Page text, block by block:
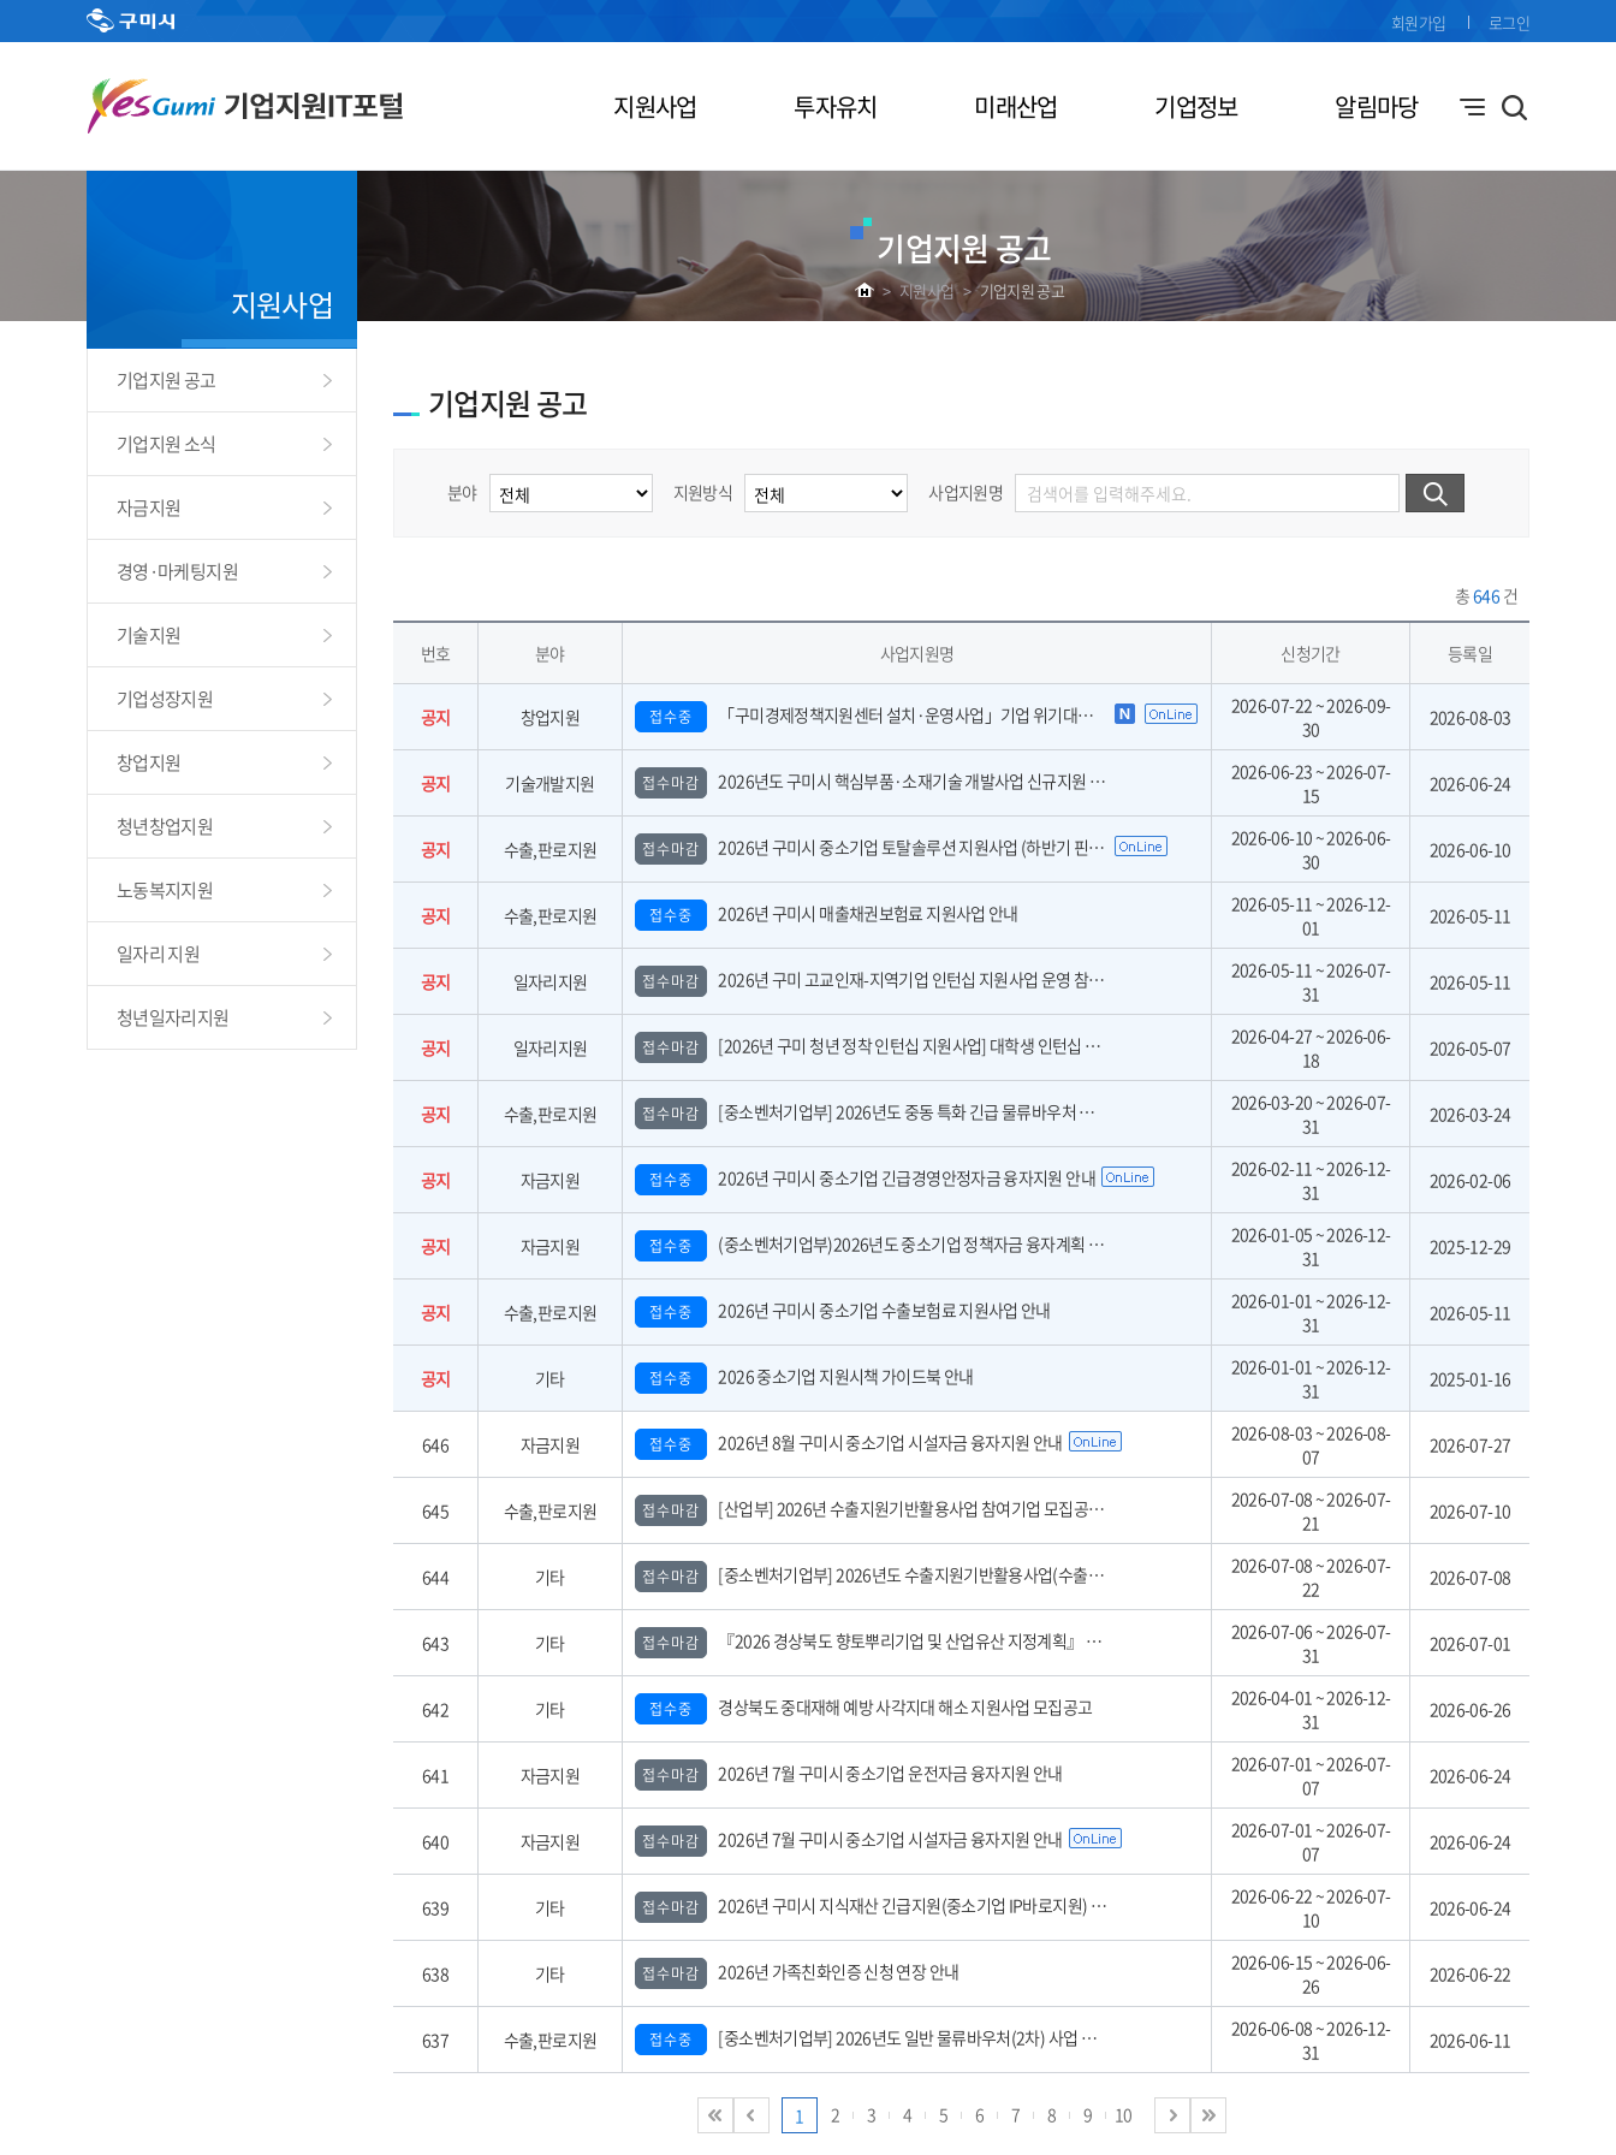
지원사업 투자유치 미래산업 기업정보 알림마당
회원가입 로그인
기업지원 공고
> 지원사업 > 기업지원 공고
지원사업
기업지원 공고
기업지원 소식
자금지원
경영·마케팅지원
기술지원
기업성장지원
창업지원
청년창업지원
노동복지지원
일자리 지원
청년일자리지원
기업지원 공고
분야 지원방식 사업지원명
총646건
번호 분야 사업지원명 신청기간 등록일
공지 창업지원 접수중 「구미경제정책지원센터 설치·운영사업」기업 위기대응 원스톱 에이전트 참여기업 모집공고
2026-07-22 ~ 2026-09-
30
2026-08-03
공지 기술개발지원 접수마감 2026년도 구미시 핵심부품·소재기술 개발사업 신규지원 대상과제 공고(2차)
2026-06-23 ~ 2026-07-
15
2026-06-24
공지 수출,판로지원 접수마감 2026년 구미시 중소기업 토탈솔루션 지원사업 (하반기 핀포인트 지원)
2026-06-10 ~ 2026-06-
30
2026-06-10
공지 수출,판로지원 접수중 2026년 구미시 매출채권보험료 지원사업 안내
2026-05-11 ~ 2026-12-
01
2026-05-11
공지 일자리지원 접수마감 2026년 구미 고교인재-지역기업 인턴십 지원사업 운영 참여기업 모집 공고(수정)
2026-05-11 ~ 2026-07-
31
2026-05-11
공지 일자리지원 접수마감 [2026년 구미 청년 정착 인턴십 지원사업] 대학생 인턴십 운영 참여기업 모집
2026-04-27 ~ 2026-06-
18
2026-05-07
공지 수출,판로지원 접수마감 [중소벤처기업부] 2026년도 중동 특화 긴급 물류바우처 사업 참여기업 모집
2026-03-20 ~ 2026-07-
31
2026-03-24
공지 자금지원 접수중 2026년 구미시 중소기업 긴급경영안정자금 융자지원 안내
2026-02-11 ~ 2026-12-
31
2026-02-06
공지 자금지원 접수중 (중소벤처기업부)2026년도 중소기업 정책자금 융자계획 공고 안내
2026-01-05 ~ 2026-12-
31
2025-12-29
공지 수출,판로지원 접수중 2026년 구미시 중소기업 수출보험료 지원사업 안내
2026-01-01 ~ 2026-12-
31
2026-05-11
공지 기타 접수중 2026 중소기업 지원시책 가이드북 안내
2026-01-01 ~ 2026-12-
31
2025-01-16
646 자금지원 접수중 2026년 8월 구미시 중소기업 시설자금 융자지원 안내
2026-08-03 ~ 2026-08-
07
2026-07-27
645 수출,판로지원 접수마감 [산업부] 2026년 수출지원기반활용사업 참여기업 모집공고(긴급지원바우처 4차)
2026-07-08 ~ 2026-07-
21
2026-07-10
644 기타 접수마감 [중소벤처기업부] 2026년도 수출지원기반활용사업(수출바우처) 참여기업 3차 모집 공고
2026-07-08 ~ 2026-07-
22
2026-07-08
643 기타 접수마감 『2026 경상북도 향토뿌리기업 및 산업유산 지정계획』 공고
2026-07-06 ~ 2026-07-
31
2026-07-01
642 기타 접수중 경상북도 중대재해 예방 사각지대 해소 지원사업 모집공고
2026-04-01 ~ 2026-12-
31
2026-06-26
641 자금지원 접수마감 2026년 7월 구미시 중소기업 운전자금 융자지원 안내
2026-07-01 ~ 2026-07-
07
2026-06-24
640 자금지원 접수마감 2026년 7월 구미시 중소기업 시설자금 융자지원 안내
2026-07-01 ~ 2026-07-
07
2026-06-24
639 기타 접수마감 2026년 구미시 지식재산 긴급지원(중소기업 IP바로지원) 사업 모집공고(3차)
2026-06-22 ~ 2026-07-
10
2026-06-24
638 기타 접수마감 2026년 가족친화인증 신청 연장 안내
2026-06-15 ~ 2026-06-
26
2026-06-22
637 수출,판로지원 접수중 [중소벤처기업부] 2026년도 일반 물류바우처(2차) 사업 참여기업 모집 공고
2026-06-08 ~ 2026-12-
31
2026-06-11
1 2 3 4 5 6 7 8 9 10